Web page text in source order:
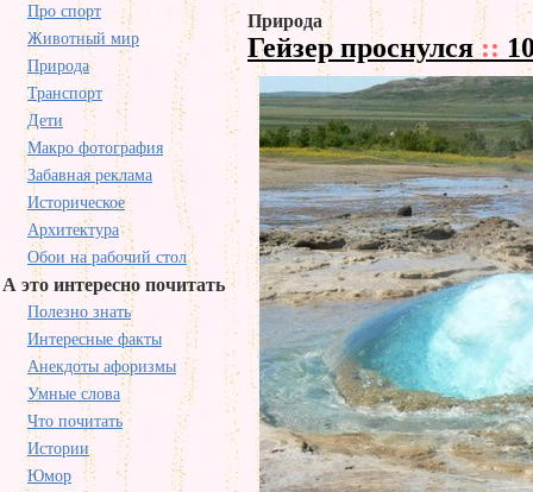
Про спорт
Животный мир
Природа
Транспорт
Дети
Макро фотография
Забавная реклама
Историческое
Архитектура
Обои на рабочий стол
А это интересно почитать
Полезно знать
Интересные факты
Анекдоты афоризмы
Умные слова
Что почитать
Истории
Юмор
Природа
Гейзер проснулся::